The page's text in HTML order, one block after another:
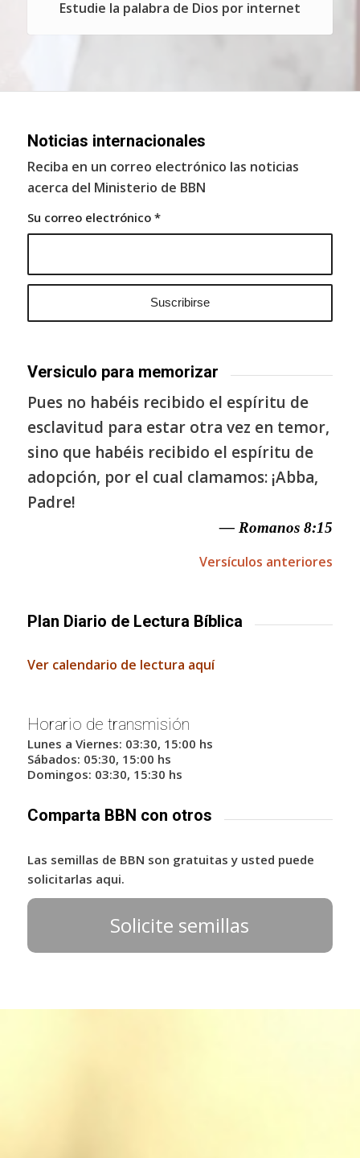
Estudie la palabra de Dios por internet
Noticias internacionales
Reciba en un correo electrónico las noticias
acerca del Ministerio de BBN
Su correo electrónico *
Versiculo para memorizar
Pues no habéis recibido el espíritu de
esclavitud para estar otra vez en temor,
sino que habéis recibido el espíritu de
adopción, por el cual clamamos: ¡Abba,
Padre!
— Romanos 8:15
Versículos anteriores
Plan Diario de Lectura Bíblica
Ver calendario de lectura aquí
Horario de transmisión
Lunes a Viernes: 03:30, 15:00 hs
Sábados: 05:30, 15:00 hs
Domingos: 03:30, 15:30 hs
Comparta BBN con otros
Las semillas de BBN son gratuitas y usted puede
solicitarlas aqui.
Solicite semillas